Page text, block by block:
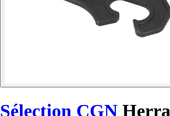
Sélection CGN